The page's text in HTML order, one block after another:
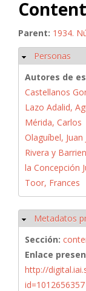
Parent: 1934.
Ocultar
Personas
Autores de
Lazo Adalid,
Mérida, Carlos
Olaguíbel, Juan
Rivera y
la Concepción
Toor, Frances
Ocultar
Metadatos
Sección:
Enlace
http://
id=1012656357